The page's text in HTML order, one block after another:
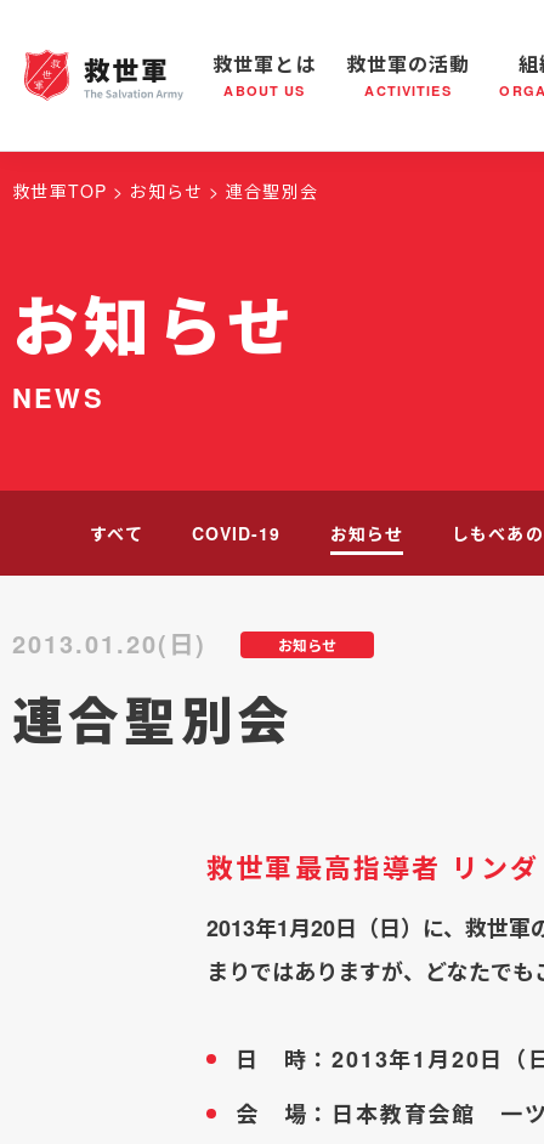
救世軍とは
ABOUT US
救世軍とは 世界が抱えている社会問題 救世軍
救世軍の活動
ACTIVITIES
救世軍の活動 社会鍋
組織概要
救世軍TOP お知らせ 連合聖別会
お知らせ
NEWS
すべて COVID-19 お知らせ しもべあ
お知らせ
2013.01.20(日)
連合聖別会
救世軍最高指導者 リン
2013年1月20日（日）に、救世軍
まりではありますが、どなたで
日 時：2013年1月20日（
会 場：日本教育会館 一ツ